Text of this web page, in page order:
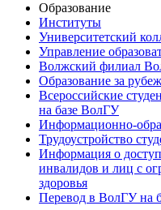
Образование
Институты
Университетский
Управление
Волжский филиал
Образование за
Всероссийские
на базе ВолГУ
Информационно-
Трудоустройство
Информация о
инвалидов и лиц с
здоровья
Перевод в ВолГУ на